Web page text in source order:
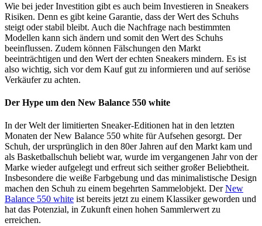
Wie bei jeder Investition gibt es auch beim Investieren in Sneakers
Risiken. Denn es gibt keine Garantie, dass der Wert des Schuhs
steigt oder stabil bleibt. Auch die Nachfrage nach bestimmten
Modellen kann sich ändern und somit den Wert des Schuhs
beeinflussen. Zudem können Fälschungen den Markt
beeinträchtigen und den Wert der echten Sneakers mindern. Es ist
also wichtig, sich vor dem Kauf gut zu informieren und auf seriöse
Verkäufer zu achten.
Der Hype um den New Balance 550 white
In der Welt der limitierten Sneaker-Editionen hat in den letzten
Monaten der New Balance 550 white für Aufsehen gesorgt. Der
Schuh, der ursprünglich in den 80er Jahren auf den Markt kam und
als Basketballschuh beliebt war, wurde im vergangenen Jahr von der
Marke wieder aufgelegt und erfreut sich seither großer Beliebtheit.
Insbesondere die weiße Farbgebung und das minimalistische Design
machen den Schuh zu einem begehrten Sammelobjekt. DerNew
Balance 550 white ist bereits jetzt zu einem Klassiker geworden und
hat das Potenzial, in Zukunft einen hohen Sammlerwert zu
erreichen.